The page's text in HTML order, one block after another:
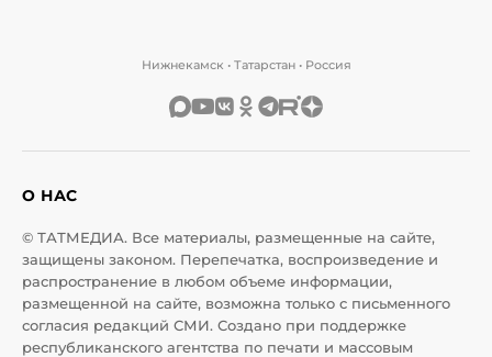
Нижнекамск • Татарстан • Россия
О НАС
© ТАТМЕДИА. Все материалы, размещенные на сайте,
защищены законом. Перепечатка, воспроизведение и
распространение в любом объеме информации,
размещенной на сайте, возможна только с письменного
согласия редакций СМИ. Создано при поддержке
республиканского агентства по печати и массовым